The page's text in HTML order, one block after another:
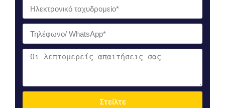
Στείλτε